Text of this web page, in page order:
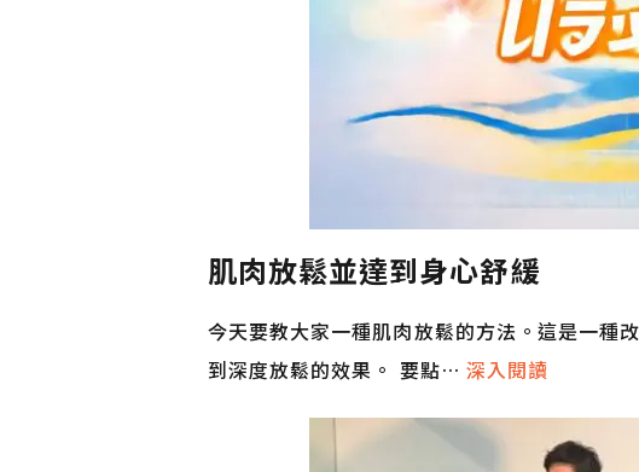
肌肉放鬆並達到身心舒緩
今天要教大家一種肌肉放鬆的方法。這是一種
到深度放鬆的效果。 要點… 深入閱讀